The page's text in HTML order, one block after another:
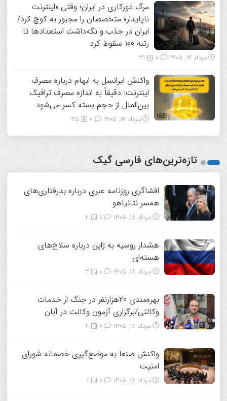
مرگ دورکاری در ایران؛ وقتی «اینترنت
ناپایدار» متخصصان را مجبور به کوچ کرد/
ایران در جذب و نگه‌داشت استعدادها تا
رتبه ۱۰۰ سقوط کرد
مرداد ۱۴, ۱۴۰۵ 31
واکنش ایرانسل به ابهام درباره مصرف
اینترنت: دقیقاً به اندازه مصرف ترافیک
بین‌الملل از حجم بسته کسر می‌شود
مرداد ۱۴, ۱۴۰۵ 35
تازه‌ترین‌های فارسی گیک
افشاگری روزنامه عبری درباره بدرفتاری‌های
همسر نتانیاهو
مرداد ۱۸, ۱۴۰۵ 2
هشدار روسیه به ژاپن درباره سلاح‌های
هسته‌ای
مرداد ۱۸, ۱۴۰۵ 3
بهره‌مندی 20هزارنفر در جنگ از خدمات
وکالتی/برگزاری آزمون وکالت در آبان
مرداد ۱۸, ۱۴۰۵ 2
واکنش صنعا به موضع‌گیری خصمانه شورای
امنیت
مرداد ۱۸, ۱۴۰۵ 1